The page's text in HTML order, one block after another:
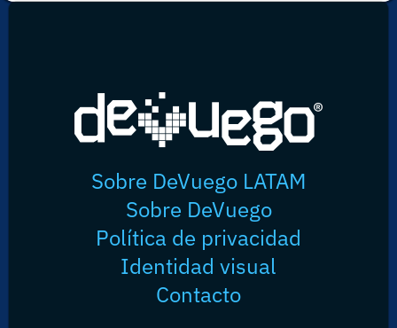
Sobre DeVuego LATAM
Sobre DeVuego
Política de privacidad
Identidad visual
Contacto